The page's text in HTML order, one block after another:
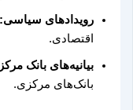
رویدادهای سیاسی:
اقتصادی.
بیانیه‌های بانک
بانک‌های مرکزی.